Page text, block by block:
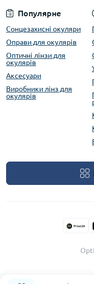
Популярне
Сонцезахисні окуляри
Оправи для окулярів
Оптичні лінзи для
окулярів
Аксесуари
Виробники лінз для
окулярів